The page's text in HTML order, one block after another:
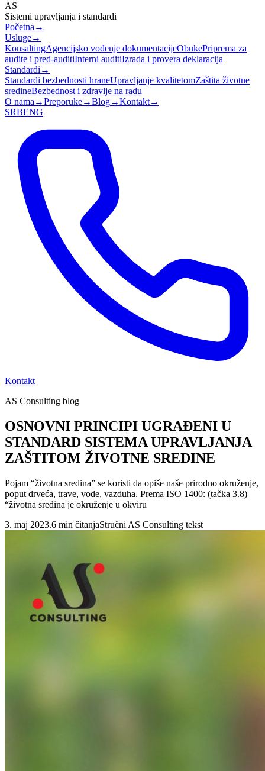
AS
Sistemi upravljanja i standardi
Početna →
Usluge→
KonsaltingAgencijsko vođenje dokumentacijeObukePriprema za
audite i pred-auditiInterni auditiIzrada i provera deklaracija
Standardi →
Standardi bezbednosti hraneUpravljanje kvalitetomZaštita životne
sredineBezbednost i zdravlje na radu
O nama →Preporuke→Blog→Kontakt→
SRBENG
Kontakt
AS Consulting blog
OSNOVNI PRINCIPI UGRAĐENI U
STANDARD SISTEMA UPRAVLJANJA
ZAŠTITOM ŽIVOTNE SREDINE
Pojam “životna sredina” se koristi da opiše naše prirodno okruženje,
poput drveća, trave, vode, vazduha. Prema ISO 1400: (tačka 3.8)
“životna sredina je okruženje u okviru
3. maj 2023.6 min čitanjaStručni AS Consulting tekst